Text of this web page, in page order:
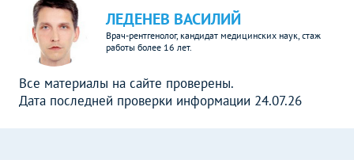
ЛЕДЕНЕВ ВАСИЛИЙ
Врач-рентгенолог, кандидат медицинских наук, стаж
работы более 16 лет.
Все материалы на сайте проверены.
Дата последней проверки информации 24.07.26